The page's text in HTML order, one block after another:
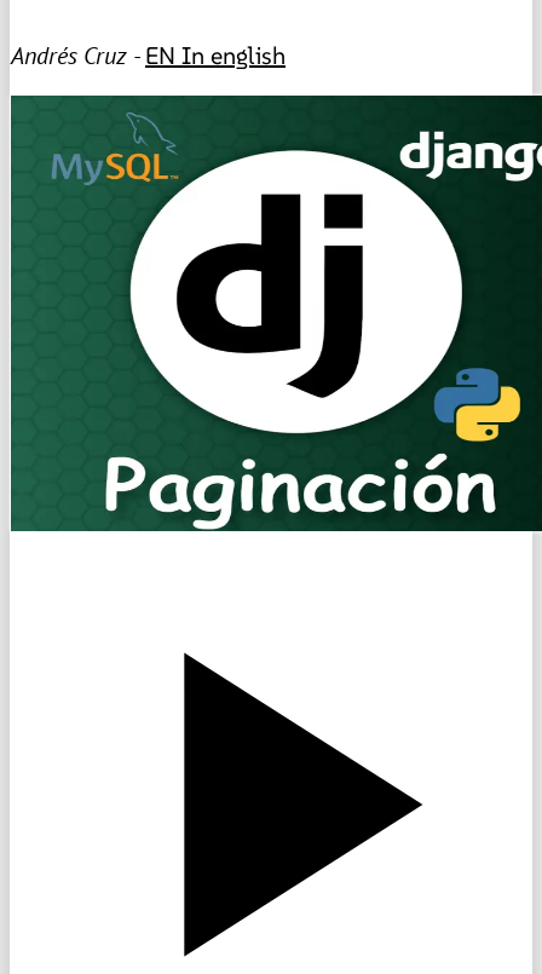
Andrés Cruz -EN In english